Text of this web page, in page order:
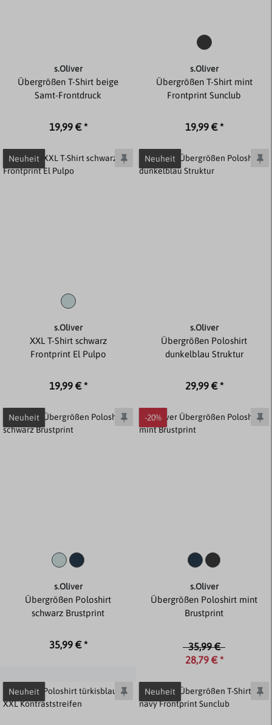
s.Oliver
Übergrößen T-Shirt beige
Samt-Frontdruck
19,99 € *
s.Oliver
Übergrößen T-Shirt mint
Frontprint Sunclub
19,99 € *
Neuheit
s.Oliver
XXL T-Shirt schwarz
Frontprint El Pulpo
19,99 € *
Neuheit
s.Oliver
Übergrößen Poloshirt
dunkelblau Struktur
29,99 € *
Neuheit
s.Oliver
Übergrößen Poloshirt
schwarz Brustprint
35,99 € *
-20%
s.Oliver
Übergrößen Poloshirt mint
Brustprint
35,99 €
28,79 € *
Neuheit Neuheit